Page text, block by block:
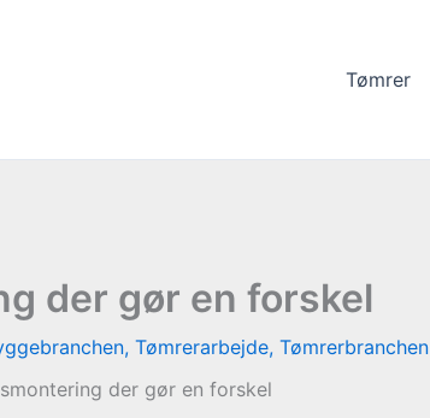
Tømrer
der gør en forskel
, Tømrerarbejde, Tømrerbranchen
der gør en forskel